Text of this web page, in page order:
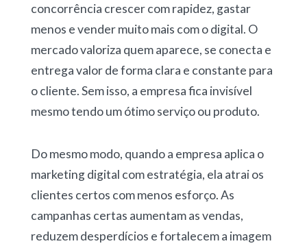
concorrência crescer com rapidez, gastar
menos e vender muito mais com o digital. O
mercado valoriza quem aparece, se conecta e
entrega valor de forma clara e constante para
o cliente. Sem isso, a empresa fica invisível
mesmo tendo um ótimo serviço ou produto.
Do mesmo modo, quando a empresa aplica o
marketing digital com estratégia, ela atrai os
clientes certos com menos esforço. As
campanhas certas aumentam as vendas,
reduzem desperdícios e fortalecem a imagem